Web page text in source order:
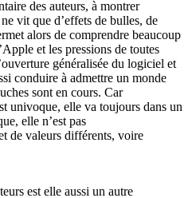
des auteurs, à montrer
vit que d’effets de bulles, de
alors de comprendre beaucoup
et les pressions de toutes
généralisée du logiciel et
conduire à admettre un monde
sont en cours. Car
univoque, elle va toujours dans un
elle n’est pas
de valeurs différents, voire
est elle aussi un autre